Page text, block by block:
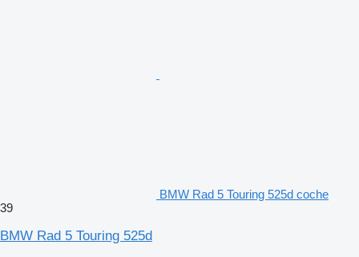
BMW Rad 5 Touring 525d coche
39
BMW Rad 5 Touring 525d